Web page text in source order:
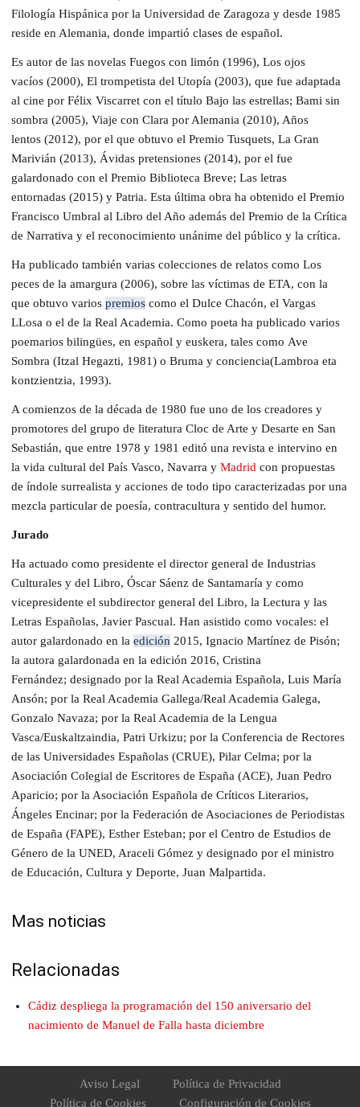
Filología Hispánica por la Universidad de Zaragoza y desde 1985
reside en Alemania, donde impartió clases de español.
Es autor de las novelas Fuegos con limón (1996), Los ojos
vacíos (2000), El trompetista del Utopía (2003), que fue adaptada
al cine por Félix Viscarret con el título Bajo las estrellas; Bami sin
sombra (2005), Viaje con Clara por Alemania (2010), Años
lentos (2012), por el que obtuvo el Premio Tusquets, La Gran
Marivián (2013), Ávidas pretensiones (2014), por el fue
galardonado con el Premio Biblioteca Breve; Las letras
entornadas (2015) y Patria. Esta última obra ha obtenido el Premio
Francisco Umbral al Libro del Año además del Premio de la Crítica
de Narrativa y el reconocimiento unánime del público y la crítica.
Ha publicado también varias colecciones de relatos como Los
peces de la amargura (2006), sobre las víctimas de ETA, con la
que obtuvo varios premios como el Dulce Chacón, el Vargas
LLosa o el de la Real Academia. Como poeta ha publicado varios
poemarios bilingües, en español y euskera, tales como Ave
Sombra (Itzal Hegazti, 1981) o Bruma y conciencia(Lambroa eta
kontzientzia, 1993).
A comienzos de la década de 1980 fue uno de los creadores y
promotores del grupo de literatura Cloc de Arte y Desarte en San
Sebastián, que entre 1978 y 1981 editó una revista e intervino en
la vida cultural del País Vasco, Navarra y Madrid con propuestas
de índole surrealista y acciones de todo tipo caracterizadas por una
mezcla particular de poesía, contracultura y sentido del humor.
Jurado
Ha actuado como presidente el director general de Industrias
Culturales y del Libro, Óscar Sáenz de Santamaría y como
vicepresidente el subdirector general del Libro, la Lectura y las
Letras Españolas, Javier Pascual. Han asistido como vocales: el
autor galardonado en la edición 2015, Ignacio Martínez de Pisón;
la autora galardonada en la edición 2016, Cristina
Fernández; designado por la Real Academia Española, Luis María
Ansón; por la Real Academia Gallega/Real Academia Galega,
Gonzalo Navaza; por la Real Academia de la Lengua
Vasca/Euskaltzaindia, Patri Urkizu; por la Conferencia de Rectores
de las Universidades Españolas (CRUE), Pilar Celma; por la
Asociación Colegial de Escritores de España (ACE), Juan Pedro
Aparicio; por la Asociación Española de Críticos Literarios,
Ángeles Encinar; por la Federación de Asociaciones de Periodistas
de España (FAPE), Esther Esteban; por el Centro de Estudios de
Género de la UNED, Araceli Gómez y designado por el ministro
de Educación, Cultura y Deporte, Juan Malpartida.
Mas noticias
Relacionadas
Cádiz despliega la programación del 150 aniversario del
nacimiento de Manuel de Falla hasta diciembre
Aviso Legal
Política de Privacidad
Política de Cookies
Configuración de Cookies